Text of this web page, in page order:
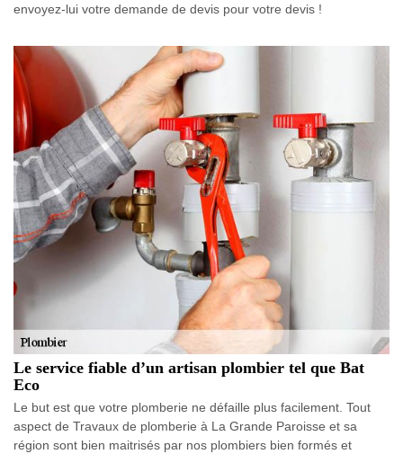
envoyez-lui votre demande de devis pour votre devis !
Le service fiable d’un artisan plombier tel que Bat
Eco
Le but est que votre plomberie ne défaille plus facilement. Tout
aspect de Travaux de plomberie à La Grande Paroisse et sa
région sont bien maitrisés par nos plombiers bien formés et